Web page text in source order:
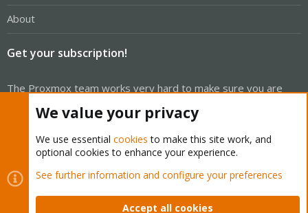
About
Get your subscription!
The Proxmox team works very hard to make sure you are
running the best software and getting stable updates and
security enhancements, as well as quick enterprise support.
Tens of thousands of happy customers have a Proxmox
subscription. Get yours easily in our online shop.
We value your privacy
We use essential cookies to make this site work, and
optional cookies to enhance your experience.
See further information and configure your preferences
Accept all cookies